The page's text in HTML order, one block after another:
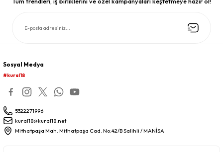
Sosyal Medya
#kural18
5322271996
kural18@kural18.net
Mithatpaşa Mah. Mithatpaşa Cad. No:42/B Salihli / MANİSA